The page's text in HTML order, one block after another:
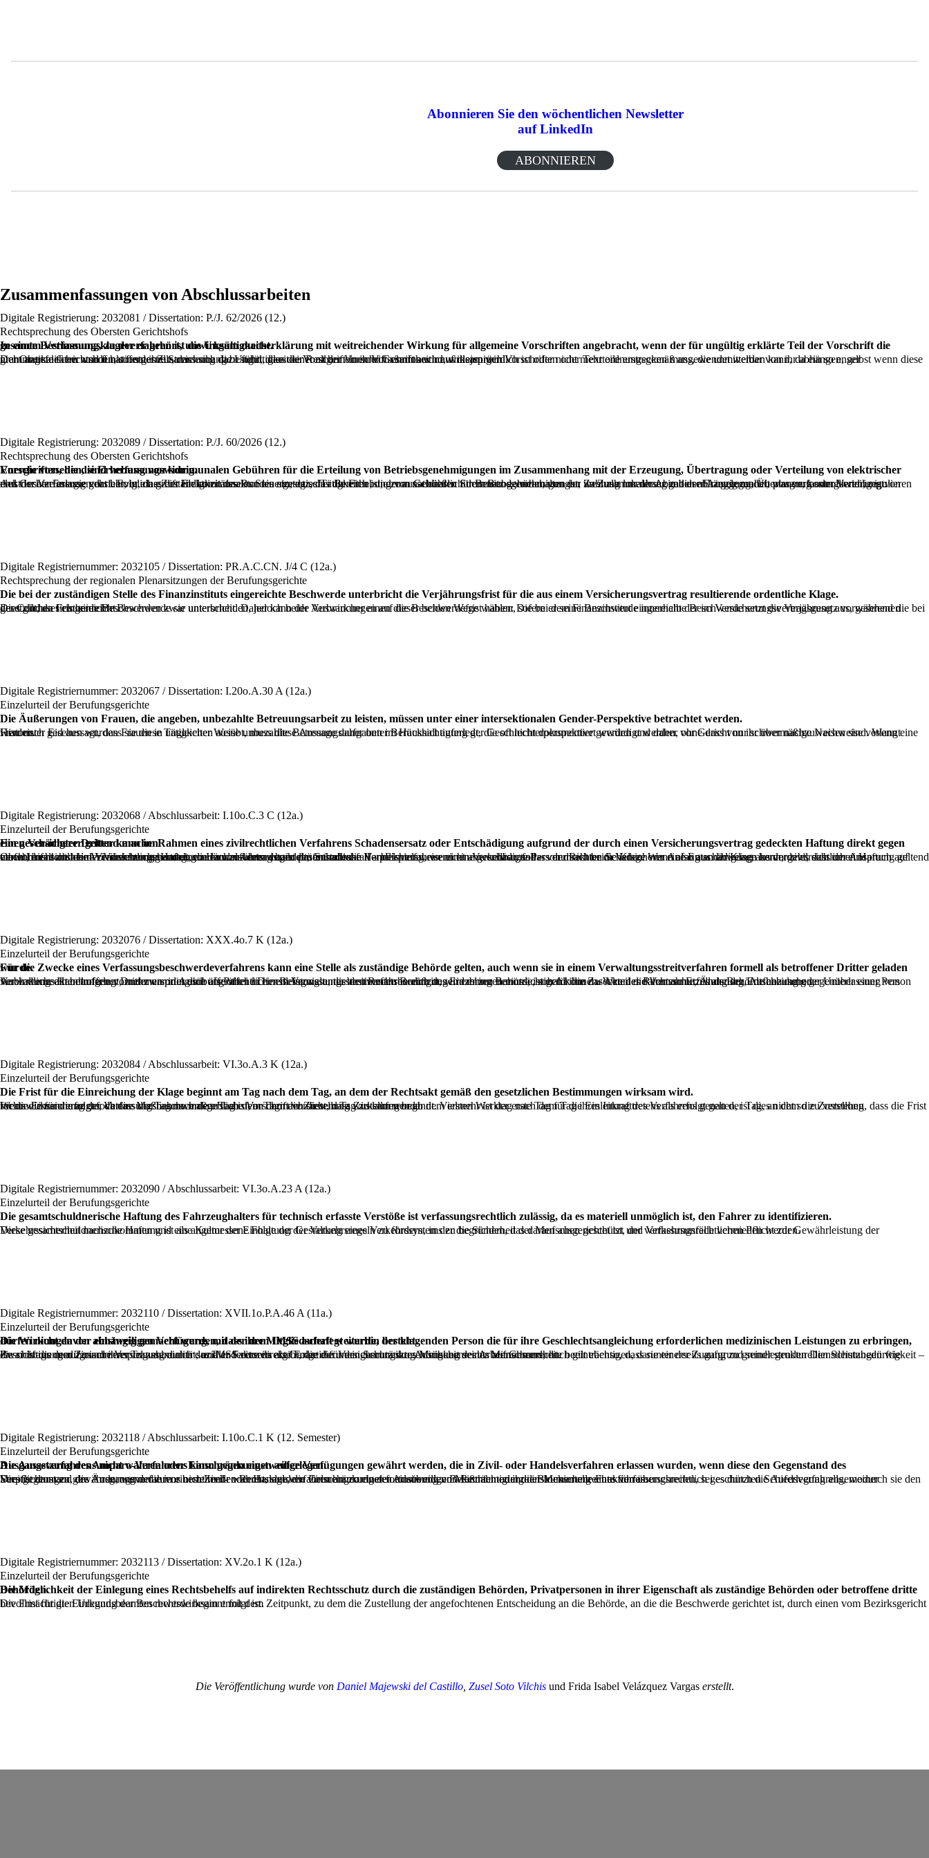
Abonnieren Sie den wöchentlichen Newsletter
auf LinkedIn
ABONNIEREN
Zusammenfassungen von Abschlussarbeiten
Digitale Registrierung: 2032081 / Dissertation: P./J. 62/2026 (12.)
Rechtsprechung des Obersten Gerichtshofs
In einem Verfassungsklageverfahren ist die Ungültigkeitserklärung mit weitreichender Wirkung für allgemeine Vorschriften angebracht, wenn der für ungültig erklärte Teil der Vorschrift die gesamte Bestimmung, zu der er gehört, unwirksam macht.
Der Oberste Gerichtshof hat festgestellt, dass sich die Ungültigkeit einer allgemeinen Vorschrift auch auf diejenigen Vorschriften oder Textteile erstrecken muss, die unmittelbar von ihr abhängen, selbst wenn diese nicht angefochten wurden, sofern ihre Streichung dazu führt, dass der Rest der Vorschrift sinnlos wird, widersprüchlich ist oder nicht mehr ordnungsgemäß angewendet werden kann, da ein so enger grammatikalischer und funktionaler Zusammenhang besteht, dass die Vorschrift in ihrer Gesamtheit unwirksam wird.
Digitale Registrierung: 2032089 / Dissertation: P./J. 60/2026 (12.)
Rechtsprechung des Obersten Gerichtshofs
Vorschriften, die die Erhebung von kommunalen Gebühren für die Erteilung von Betriebsgenehmigungen im Zusammenhang mit der Erzeugung, Übertragung oder Verteilung von elektrischer Energie vorsehen, sind verfassungswidrig.
Aus der Verfassung geht hervor, dass der Elektrizitätssektor ein strategischer Bereich ist, der ausschließlich dem Bund vorbehalten ist, weshalb nur dieser in dieser Angelegenheit planen, kontrollieren, regulieren und Gesetze erlassen darf. Folglich greift ein kommunales Steuergesetz, das die Erhebung von Gebühren für Betriebsgenehmigungen im Zusammenhang mit der Erzeugung, Übertragung oder Verteilung von elektrischer Energie vorsieht, in eine Zuständigkeit des Bundes ein, da es Tätigkeiten, die zum nationalen Stromnetz gehören, von der Zahlung lokaler Abgaben abhängig macht, was verfassungswidrig ist.
Digitale Registriernummer: 2032105 / Dissertation: PR.A.C.CN. J/4 C (12a.)
Rechtsprechung der regionalen Plenarsitzungen der Berufungsgerichte
Die bei der zuständigen Stelle des Finanzinstituts eingereichte Beschwerde unterbricht die Verjährungsfrist für die aus einem Versicherungsvertrag resultierende ordentliche Klage.
Dies gilt, da sich beide Beschwerden zwar unterscheiden, jedoch beide Auswirkungen auf die Beschwerdefrist haben: Die bei dem Finanzinstitut eingereichte Beschwerde setzt die Verjährung aus, während die bei der Condusef eingereichte Beschwerde sie unterbricht. Daher kann der Verbraucher einen dieser beiden Wege wählen, sofern er seine Beschwerde innerhalb der im Versicherungsvertragsgesetz vorgesehenen gesetzlichen Frist einreicht.
Digitale Registriernummer: 2032067 / Dissertation: I.20o.A.30 A (12a.)
Einzelurteil der Berufungsgerichte
Die Äußerungen von Frauen, die angeben, unbezahlte Betreuungsarbeit zu leisten, müssen unter einer intersektionalen Gender-Perspektive betrachtet werden.
Historisch gesehen wurden Frauen in ungleicher Weise unbezahlte Betreuungsaufgaben im Haushalt auferlegt, die oft nicht dokumentiert werden und daher vor Gericht nur schwer nachzuweisen sind. Wenn eine Frau unter Eid aussagt, dass sie diese Tätigkeiten ausübt, muss diese Aussage daher unter Berücksichtigung der Geschlechterperspektive gewürdigt werden, ohne dass von ihr übermäßige Nachweise verlangt werden.
Digitale Registrierung: 2032068 / Abschlussarbeit: I.10o.C.3 C (12a.)
Einzelurteil der Berufungsgerichte
Ein geschädigter Dritter kann im Rahmen eines zivilrechtlichen Verfahrens Schadensersatz oder Entschädigung aufgrund der durch einen Versicherungsvertrag gedeckten Haftung direkt gegen einen Versicherer geltend machen.
Obwohl es sich bei der Versicherung um einen Handelsvertrag handelt, entsteht die Verpflichtung, wenn eine geschädigte Person direkt beim Versicherer eine Entschädigung aus der zivilrechtlichen Haftung geltend macht, nicht aus dem Versicherungsvertrag, sondern aus dem durch den Schadensfall – beispielsweise einen Verkehrsunfall – verursachten Schaden. Wenn also aus der Klage hervorgeht, dass der Anspruch auf einen Unfall und eine zivilrechtliche Haftung zurückzuführen ist, ist das mündliche Handelsverfahren nicht anwendbar, sodass der Richter die Klage von Anfang an abweisen kann, da es sich um eine verfahrensrechtliche Voraussetzung handelt, die er von Amts wegen prüfen muss.
Digitale Registrierung: 2032076 / Dissertation: XXX.4o.7 K (12a.)
Einzelurteil der Berufungsgerichte
Für die Zwecke eines Verfassungsbeschwerdeverfahrens kann eine Stelle als zuständige Behörde gelten, auch wenn sie in einem Verwaltungsstreitverfahren formell als betroffener Dritter geladen wurde.
Auch wenn ein betroffener Dritter ursprünglich als Partei in einem Verwaltungsstreitverfahren auftritt, wird er zur Behörde, sobald ihm das Urteil die Vornahme, Änderung, Aufhebung oder Unterlassung von Verwaltungsakten auferlegt, und zwar in Ausübung öffentlicher Befugnisse, die den Rechtsbereich des Einzelnen beeinträchtigen können. Wenn er daher zur Erfüllung der Entscheidung gegenüber einer Person verbindliche Handlungen vornehmen oder eine öffentliche Dienstleistung unter bestimmten Bedingungen erbringen muss, ist er für die Zwecke des Rechtsschutzes als Behörde anzusehen.
Digitale Registrierung: 2032084 / Abschlussarbeit: VI.3o.A.3 K (12a.)
Einzelurteil der Berufungsgerichte
Die Frist für die Einreichung der Klage beginnt am Tag nach dem Tag, an dem der Rechtsakt gemäß den gesetzlichen Bestimmungen wirksam wird.
Wenn die für die angefochtene Maßnahme maßgebliche Vorschrift vorsieht, dass Zustellungen ab dem ersten Werktag nach dem Tag ihres Inkrafttretens als erfolgt gelten, ist dies nicht so zu verstehen, dass die Frist für die Einreichung der Verfassungsbeschwerde erst ab dem Tag nach diesem Tag zu laufen beginnt. Vielmehr ist der erste Tag für die Einleitung des Verfahrens genau der Tag, an dem die Zustellung rechtswirksam erfolgte, da dies der Tag nach dem Tag ist, an dem die Zustellung wirksam wurde.
Digitale Registriernummer: 2032090 / Abschlussarbeit: VI.3o.A.23 A (12a.)
Einzelurteil der Berufungsgerichte
Die gesamtschuldnerische Haftung des Fahrzeughalters für technisch erfasste Verstöße ist verfassungsrechtlich zulässig, da es materiell unmöglich ist, den Fahrer zu identifizieren.
Diese gesamtschuldnerische Haftung ist als angemessene Folge der Gestaltung eines Verkehrssystems zu begründen, das darauf ausgerichtet ist, der verfassungsrechtlichen Pflicht zur Gewährleistung der Verkehrssicherheit nachzukommen und eine Kultur der Einhaltung der Verkehrsregeln zu fördern, in der die Sicherheit der Menschen geschützt und Verkehrsunfälle vermieden werden.
Digitale Registriernummer: 2032110 / Dissertation: XVII.1o.P.A.46 A (11a.)
Einzelurteil der Berufungsgerichte
Die Wirkungen der einstweiligen Verfügung, mit der dem IMSS auferlegt wurde, der klagenden Person die für ihre Geschlechtsangleichung erforderlichen medizinischen Leistungen zu erbringen, dürfen nicht davon abhängig gemacht werden, dass ihre Mitgliedschaft weiterhin besteht.
Zwar ist die medizinische Versorgung durch das IMSS eine direkte Folge der Versicherungszugehörigkeit des Arbeitnehmers, doch gilt ebenso, dass sie einerseits aufgrund seiner strukturellen Schutzbedürftigkeit – die sich aus dem Zusammenspiel zahlreicher sozialer Faktoren ergibt, die die uneingeschränkte Ausübung seiner Menschenrechte beeinträchtigen, darunter der Zugang zu grundlegenden Dienstleistungen wie Beschäftigung aufgrund ihrer Transsexualität, und andererseits als Garantie für den Schutz ihres Menschenrechts auf Gesundheit.
Digitale Registrierung: 2032118 / Abschlussarbeit: I.10o.C.1 K (12. Semester)
Einzelurteil der Berufungsgerichte
Die Aussetzung des Amparo-Verfahrens kann gegen einstweilige Verfügungen gewährt werden, die in Zivil- oder Handelsverfahren erlassen wurden, wenn diese den Gegenstand des Ausgangsverfahrens nicht wahren oder Einschränkungen auferlegen.
Dies ist dann zu gewähren, wenn die in einem Zivil- oder Handelsverfahren angeordneten einstweiligen Maßnahmen ihre instrumentelle Funktion überschreiten, sei es durch die Auferlegung allgemeiner Verpflichtungen, die Änderung der zuvor bestehenden Rechtslage, die Einschränkung der Ausübung von Rechten oder die Blockierung eines verfassungsrechtlich geschützten Schiedsverfahrens, wodurch sie den Streitgegenstand des Ausgangsverfahrens nicht mehr wahren, sondern vielmehr zu einer fortdauernden Beeinträchtigung der Menschenrechte führen.
Digitale Registriernummer: 2032113 / Dissertation: XV.2o.1 K (12a.)
Einzelurteil der Berufungsgerichte
Die Möglichkeit der Einlegung eines Rechtsbehelfs auf indirekten Rechtsschutz durch die zuständigen Behörden, Privatpersonen in ihrer Eigenschaft als zuständige Behörden oder betroffene dritte Behörden.
Die Frist für die Einlegung der Beschwerde beginnt mit dem Zeitpunkt, zu dem die Zustellung der angefochtenen Entscheidung an die Behörde, an die die Beschwerde gerichtet ist, durch einen vom Bezirksgericht bevollmächtigten Urkundsbeamten rechtswirksam erfolgt ist.
Die Veröffentlichung wurde von Daniel Majewski del Castillo, Zusel Soto Vilchisund Frida Isabel Velázquez Vargas erstellt.